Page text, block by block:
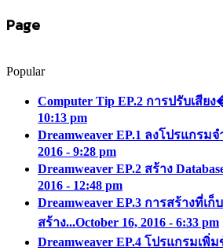
Page
Popular
Computer Tip EP.2 การปรับเสียง
10:13 pm
Dreamweaver EP.1 ลงโปรแกรมจ
2016 - 9:28 pm
Dreamweaver EP.2 สร้าง
2016 - 12:48 pm
Dreamweaver EP.3 การสร้างที่เก็
สร้าง...October 16, 2016 - 6:33 pm
Dreamweaver EP.4 โปรแกรมเพิ่